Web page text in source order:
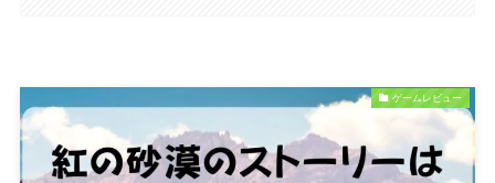
ゲームレビュー